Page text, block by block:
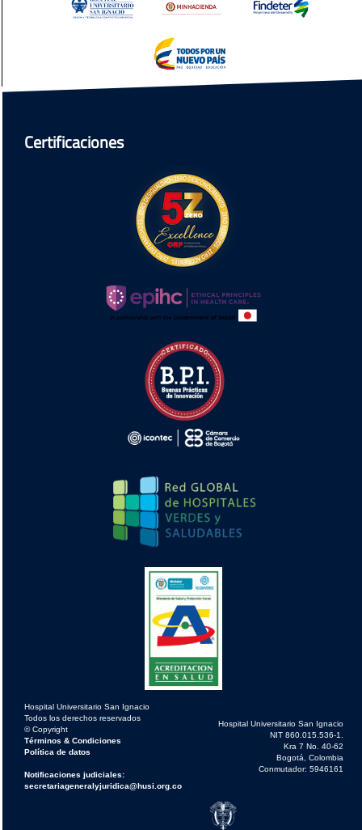
Certificaciones
Hospital Universitario San Ignacio
Todos los derechos reservados
© Copyright
Términos & Condiciones
Política de datos
Notificaciones judiciales:
secretariageneralyjuridica@husi.org.co
Hospital Universitario San Ignacio
NIT 860.015.536-1.
Kra 7 No. 40-62
Bogotá, Colombia
Conmutador: 5946161